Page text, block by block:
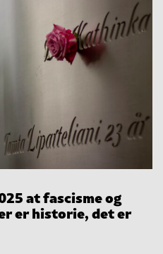
at fascisme og
er historie, det er